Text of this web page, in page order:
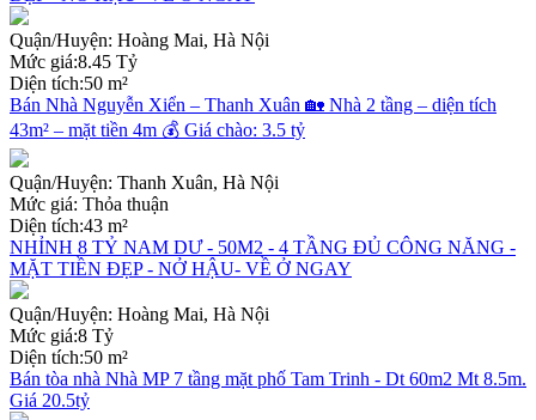
Quận/Huyện: Hoàng Mai, Hà Nội
Mức giá:8.45 Tỷ
Diện tích:50 m²
Bán Nhà Nguyễn Xiển – Thanh Xuân 🏡 Nhà 2 tầng – diện tích
43m² – mặt tiền 4m 💰 Giá chào: 3.5 tỷ
Quận/Huyện: Thanh Xuân, Hà Nội
Mức giá: Thỏa thuận
Diện tích:43 m²
NHỈNH 8 TỶ NAM DƯ - 50M2 - 4 TẦNG ĐỦ CÔNG NĂNG -
MẶT TIỀN ĐẸP - NỞ HẬU- VỀ Ở NGAY
Quận/Huyện: Hoàng Mai, Hà Nội
Mức giá:8 Tỷ
Diện tích:50 m²
Bán tòa nhà Nhà MP 7 tầng mặt phố Tam Trinh - Dt 60m2 Mt 8.5m.
Giá 20.5tỷ